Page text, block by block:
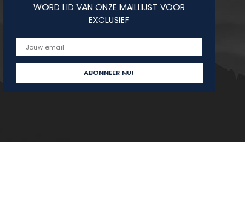
WORD LID VAN ONZE MAILLIJST VOOR
EXCLUSIEF